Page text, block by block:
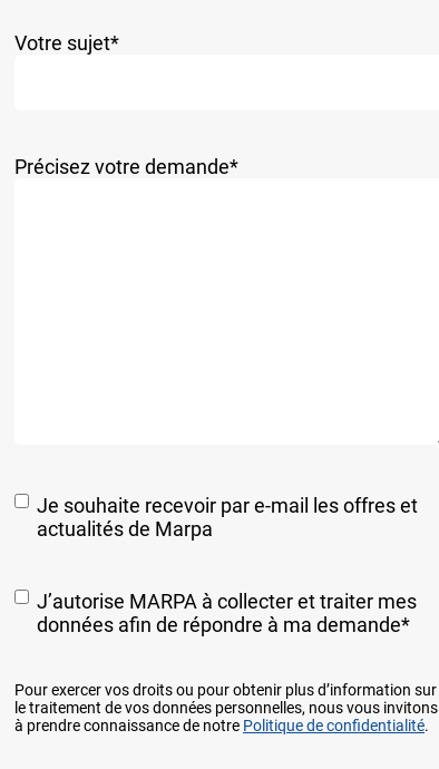
Votre sujet*
Précisez votre demande*
Je souhaite recevoir par e-mail les offres et
actualités de Marpa
RGPD*
J’autorise MARPA à collecter et traiter mes
données afin de répondre à ma demande*
Pour exercer vos droits ou pour obtenir plus d’information sur
le traitement de vos données personnelles, nous vous invitons
à prendre connaissance de notre Politique de confidentialité.